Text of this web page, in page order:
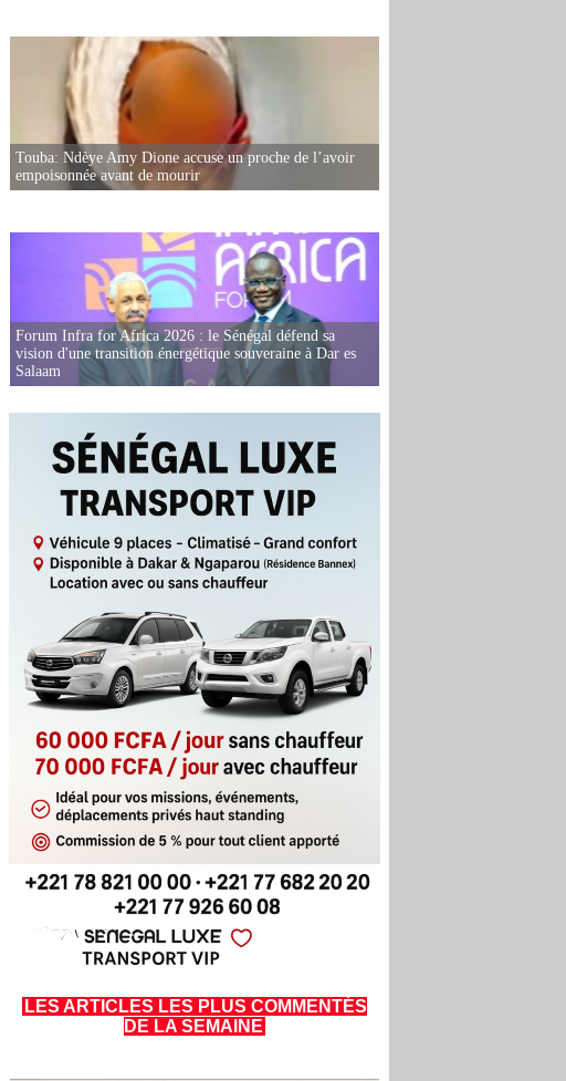
Touba: Ndèye Amy Dione accuse un proche de l’avoir
empoisonnée avant de mourir
Forum Infra for Africa 2026 : le Sénégal défend sa
vision d'une transition énergétique souveraine à Dar es
Salaam
LES ARTICLES LES PLUS COMMENTÉS
DE LA SEMAINE